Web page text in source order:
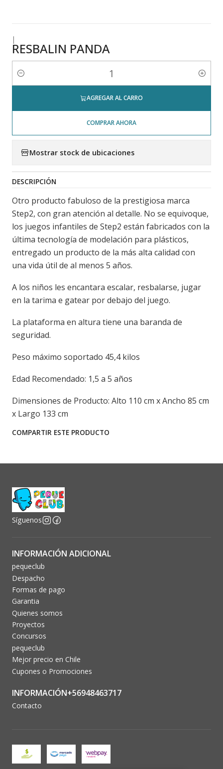
|
RESBALIN PANDA
Cantidad
AGREGAR AL CARRO
COMPRAR AHORA
Mostrar stock de ubicaciones
DESCRIPCIÓN
Otro producto fabuloso de la prestigiosa marca
Step2, con gran atención al detalle. No se equivoque,
los juegos infantiles de Step2 están fabricados con la
última tecnología de modelación para plásticos,
entregado un producto de la más alta calidad con
una vida útil de al menos 5 años.
A los niños les encantara escalar, resbalarse, jugar
en la tarima e gatear por debajo del juego.
La plataforma en altura tiene una baranda de
seguridad.
Peso máximo soportado 45,4 kilos
Edad Recomendado: 1,5 a 5 años
Dimensiones de Producto: Alto 110 cm x Ancho 85 cm
x Largo 133 cm
COMPARTIR ESTE PRODUCTO
Síguenos
INFORMACIÓN ADICIONAL
pequeclub
Despacho
Formas de pago
Garantia
Quienes somos
Proyectos
Concursos
pequeclub
Mejor precio en Chile
Cupones o Promociones
INFORMACIÓN+56948463717
Contacto